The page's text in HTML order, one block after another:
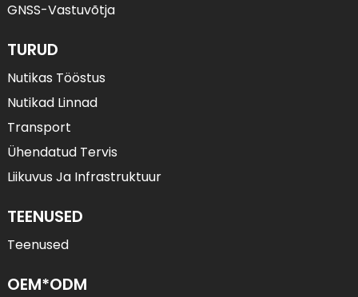
GNSS-Vastuvõtja
TURUD
Nutikas Tööstus
Nutikad Linnad
Transport
Ühendatud Tervis
Liikuvus Ja Infrastruktuur
TEENUSED
Teenused
OEM*ODM